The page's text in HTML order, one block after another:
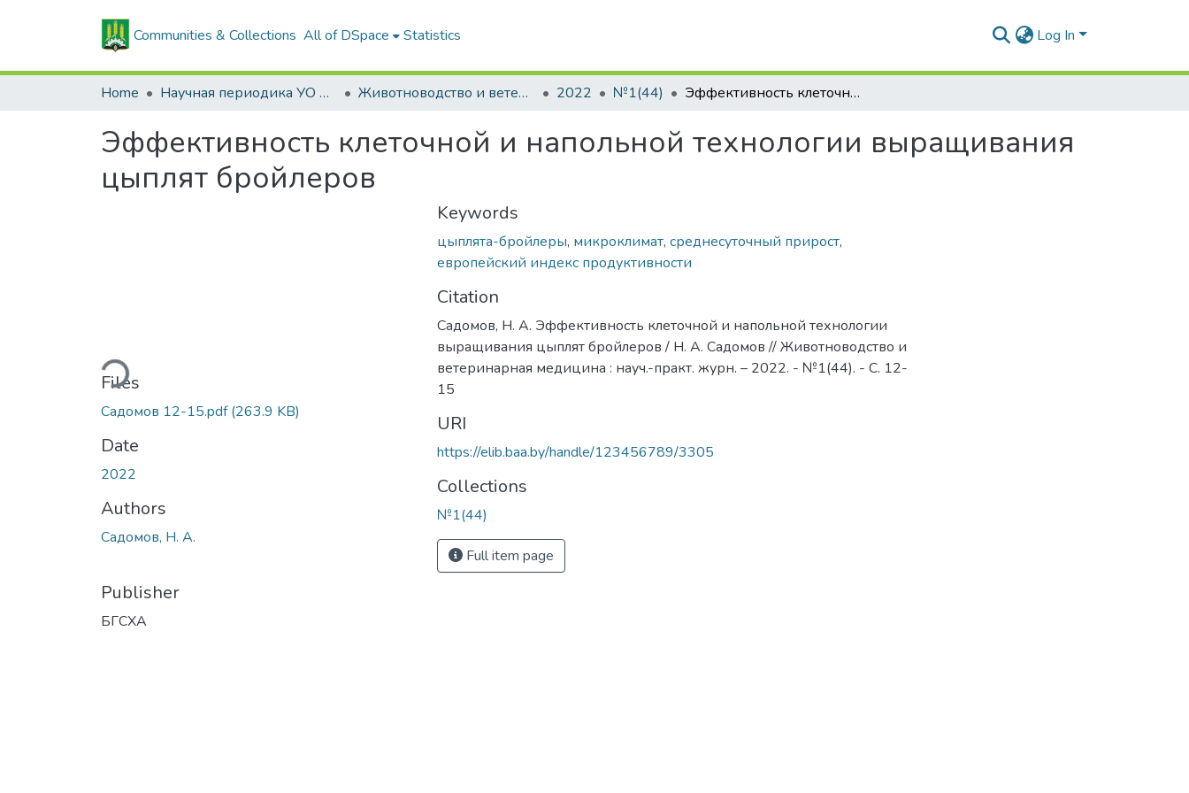
Communities & Collections All of DSpace Statistics Log In
Home Научная периодика УО БГСХА Животноводство и ветеринарная медицина: научно-практический журнал 2022 №1(44) Эффективность клеточной и напольной технологии выращивания цыплят бройлеров
Эффективность клеточной и напольной технологии выращивания
цыплят бройлеров
Loading...
Files
Садомов 12-15.pdf(263.9 KB)
Date
2022
Authors
Садомов, Н. А.
Publisher
БГСХА
Keywords
цыплята-бройлеры, микроклимат, среднесуточный прирост,
европейский индекс продуктивности
Citation
Садомов, Н. А. Эффективность клеточной и напольной технологии
выращивания цыплят бройлеров / Н. А. Садомов // Животноводство и
ветеринарная медицина : науч.-практ. журн. – 2022. - №1(44). - С. 12-
15
URI
https://elib.baa.by/handle/123456789/3305
Collections
№1(44)
Full item page